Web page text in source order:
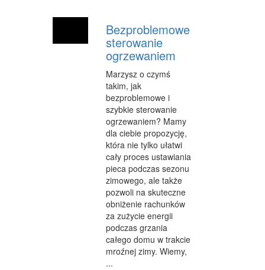
LECZENIE
SALONY KOSMETYCZNE
SPRZĘT MEDYCZNY
WEB
OPROGRAMOWANIE
KONTAKT
Bezproblemowe
sterowanie
ogrzewaniem
Marzysz o czymś
takim, jak
bezproblemowe i
szybkie sterowanie
ogrzewaniem? Mamy
dla ciebie propozycję,
która nie tylko ułatwi
cały proces ustawiania
pieca podczas sezonu
zimowego, ale także
pozwoli na skuteczne
obniżenie rachunków
za zużycie energii
podczas grzania
całego domu w trakcie
mroźnej zimy. Wiemy,
...